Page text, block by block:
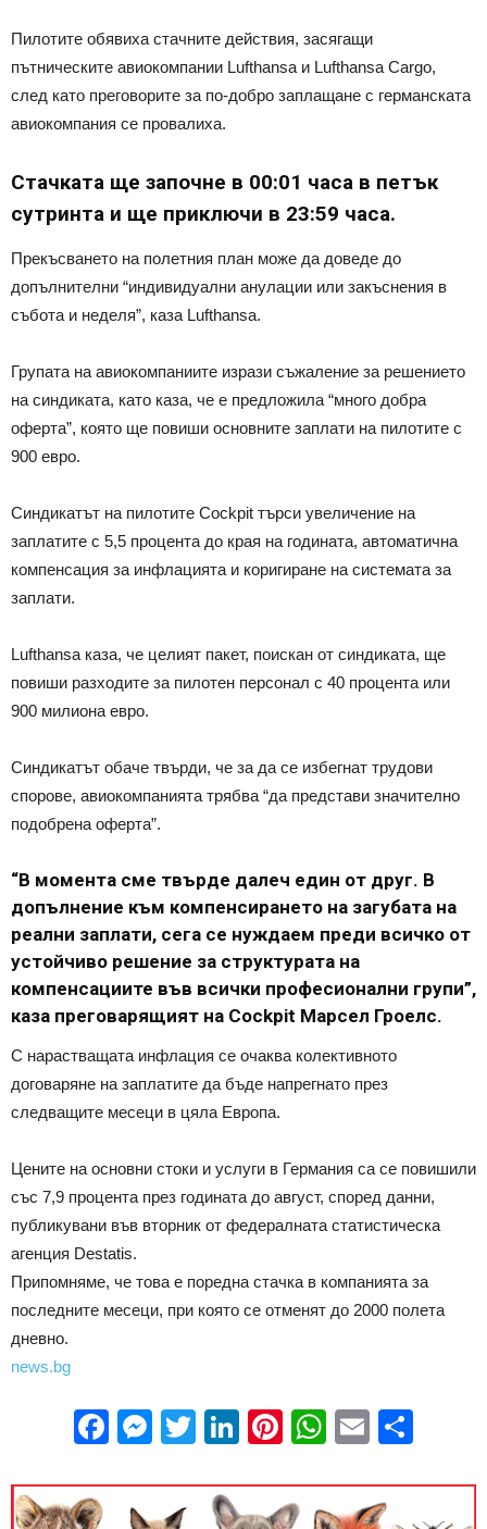
Пилотите обявиха стачните действия, засягащи
пътническите авиокомпании Lufthansa и Lufthansa Cargo,
след като преговорите за по-добро заплащане с германската
авиокомпания се провалиха.
Стачката ще започне в 00:01 часа в петък
сутринта и ще приключи в 23:59 часа.
Прекъсването на полетния план може да доведе до
допълнителни “индивидуални анулации или закъснения в
събота и неделя”, каза Lufthansa.
Групата на авиокомпаниите изрази съжаление за решението
на синдиката, като каза, че е предложила “много добра
оферта”, която ще повиши основните заплати на пилотите с
900 евро.
Синдикатът на пилотите Cockpit търси увеличение на
заплатите с 5,5 процента до края на годината, автоматична
компенсация за инфлацията и коригиране на системата за
заплати.
Lufthansa каза, че целият пакет, поискан от синдиката, ще
повиши разходите за пилотен персонал с 40 процента или
900 милиона евро.
Синдикатът обаче твърди, че за да се избегнат трудови
спорове, авиокомпанията трябва “да представи значително
подобрена оферта”.
“В момента сме твърде далеч един от друг. В
допълнение към компенсирането на загубата на
реални заплати, сега се нуждаем преди всичко от
устойчиво решение за структурата на
компенсациите във всички професионални групи”,
каза преговарящият на Cockpit Марсел Гроелс.
С нарастващата инфлация се очаква колективното
договаряне на заплатите да бъде напрегнато през
следващите месеци в цяла Европа.
Цените на основни стоки и услуги в Германия са се повишили
със 7,9 процента през годината до август, според данни,
публикувани във вторник от федералната статистическа
агенция Destatis.
Припомняме, че това е поредна стачка в компанията за
последните месеци, при която се отменят до 2000 полета
дневно.
news.bg
Facebook
Messenger
Twitter
LinkedIn
Pinterest
WhatsApp
Email